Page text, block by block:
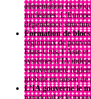
alimentation
nucléaires.
dépendance
Formation de
régionaux de
Etats-Unis, l’Asie et
systèmes d’IA
«souveraineté
globale en raison de
L’IA gouverne le